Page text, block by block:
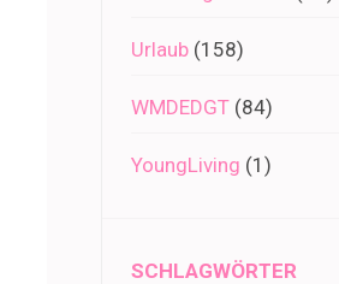
Urlaub (158)
WMDEDGT (84)
YoungLiving (1)
SCHLAGWÖRTER